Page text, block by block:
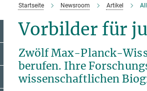
Startseite Newsroom Artikel
Vorbilder für
Zwölf Max-Planck-
berufen. Ihre
wissenschaftlichen